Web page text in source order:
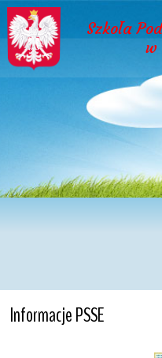
Szkoła
w
Informacje PSSE